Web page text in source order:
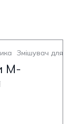
Змішувач для
M-